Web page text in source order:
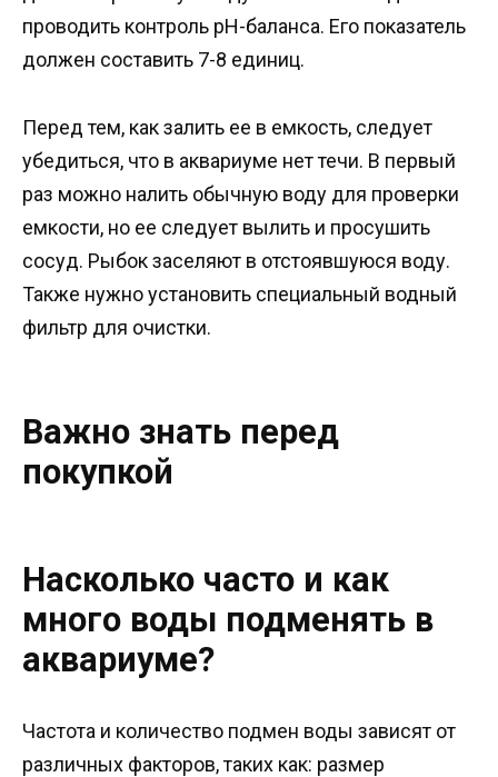
проводить контроль pH-баланса. Его показатель
должен составить 7-8 единиц.
Перед тем, как залить ее в емкость, следует
убедиться, что в аквариуме нет течи. В первый
раз можно налить обычную воду для проверки
емкости, но ее следует вылить и просушить
сосуд. Рыбок заселяют в отстоявшуюся воду.
Также нужно установить специальный водный
фильтр для очистки.
Важно знать перед
покупкой
Насколько часто и как
много воды подменять в
аквариуме?
Частота и количество подмен воды зависят от
различных факторов, таких как: размер